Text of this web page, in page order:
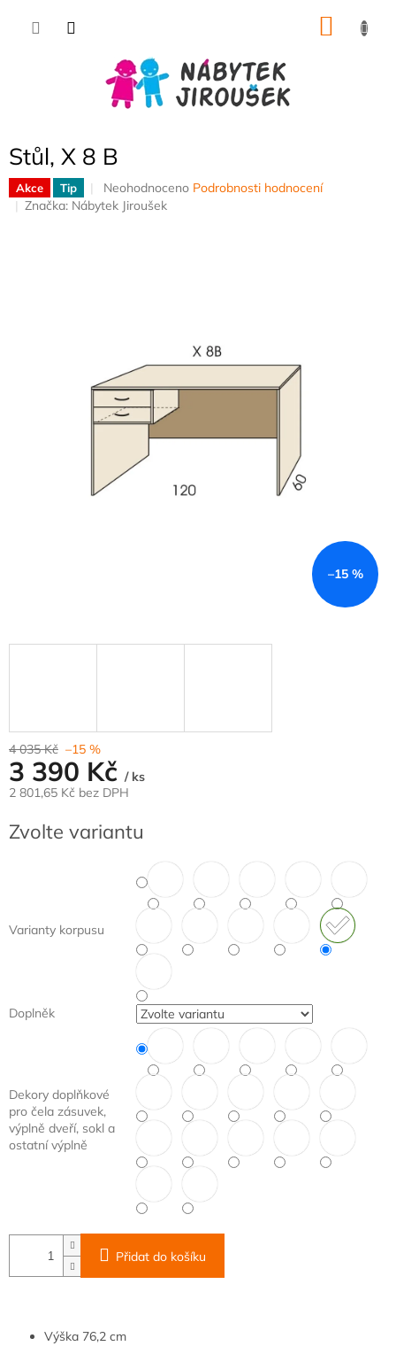
Stůl, X 8 B
Akce Tip
Průměrné
hodnocení
Neohodnoceno Podrobnosti hodnocení
Značka: Nábytek Jiroušek
–15 %
4 035 Kč –15 %
3 390 Kč / ks
2 801,65 Kč bez DPH
cena:
Zvolte variantu
Varianty korpusu
Doplněk
Dekory doplňkové
pro čela zásuvek,
výplně dveří, sokl a
ostatní výplně
Přidat do košíku
Výška 76,2 cm